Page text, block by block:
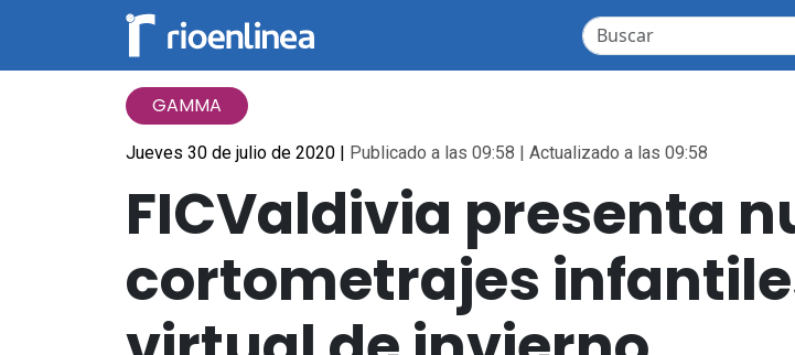
GAMMA
Jueves 30 de julio de 2020 | Publicado a las 09:58 | Actualizado a las 09:58
FICValdivia presenta
cortometrajes